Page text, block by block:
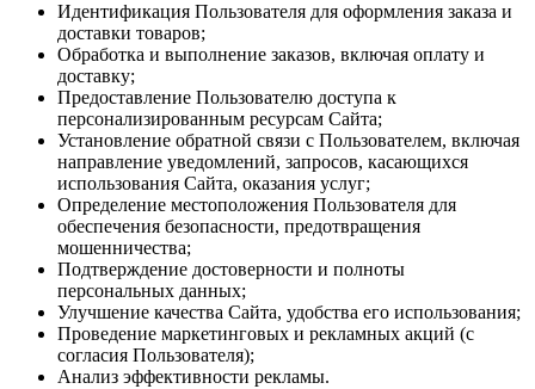
Идентификация Пользователя для оформления заказа и
доставки товаров;
Обработка и выполнение заказов, включая оплату и
доставку;
Предоставление Пользователю доступа к
персонализированным ресурсам Сайта;
Установление обратной связи с Пользователем, включая
направление уведомлений, запросов, касающихся
использования Сайта, оказания услуг;
Определение местоположения Пользователя для
обеспечения безопасности, предотвращения
мошенничества;
Подтверждение достоверности и полноты
персональных данных;
Улучшение качества Сайта, удобства его использования;
Проведение маркетинговых и рекламных акций (с
согласия Пользователя);
Анализ эффективности рекламы.